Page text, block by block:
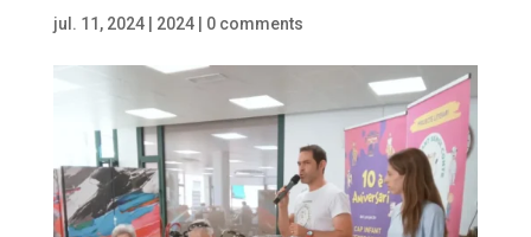
jul. 11, 2024| 2024| 0 comments